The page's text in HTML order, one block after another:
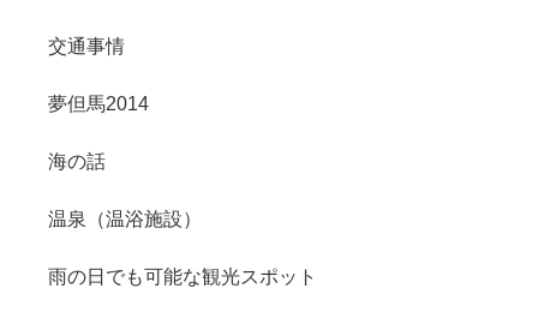
交通事情
夢但馬2014
海の話
温泉（温浴施設）
雨の日でも可能な観光スポット